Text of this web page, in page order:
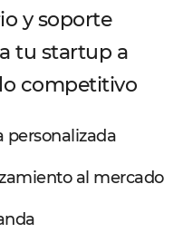
y soporte
tu startup a
competitivo
personalizada
al mercado